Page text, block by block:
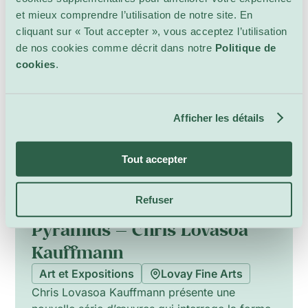
et mieux comprendre l’utilisation de notre site. En
cliquant sur « Tout accepter », vous acceptez l’utilisation
de nos cookies comme décrit dans notre Politique de
cookies.
Afficher les détails
Tout accepter
Refuser
matériaux naturels avec une mémoire intime
marquée par la guerre civile guatémaltèque.
Les œuvres poétiques et réparatrices de
l’artiste explorent le lien entre tradition textile,
3 juillet – 5 septembre
Pyramids — Chris Lovasoa
Kauffmann
Art et Expositions
Lovay Fine Arts
Chris Lovasoa Kauffmann présente une